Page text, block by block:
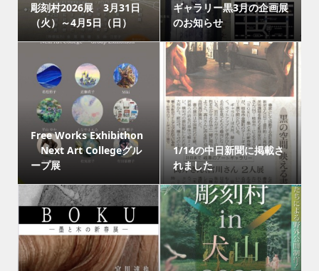
彫刻村2026展 3月31日
（火）～4月5日（日）
ギャラリー黒3月の企画展
のお知らせ
Free Works Exhibithon
Next Art Collegeグル
ープ展
1/14の中日新聞に掲載さ
れました